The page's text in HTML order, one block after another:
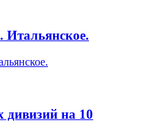
дивизий на 10